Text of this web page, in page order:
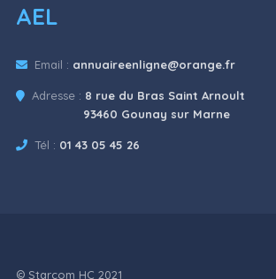
AEL
Email : annuaireenligne@orange.fr
Adresse : 8 rue du Bras Saint Arnoult
93460 Gounay sur Marne
Tél : 01 43 05 45 26
© Starcom HC 2021